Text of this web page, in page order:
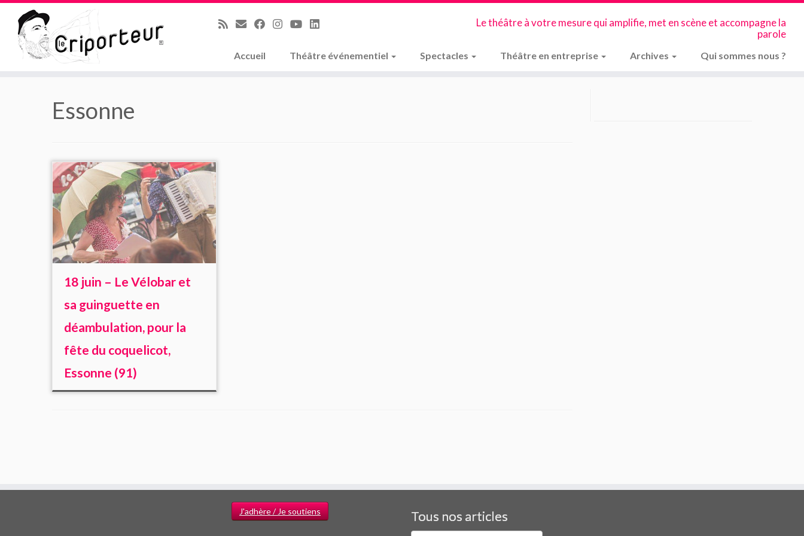
Le théâtre à votre mesure qui amplifie, met en scène et accompagne la
parole
Accueil Théâtre événementiel Spectacles Théâtre en entreprise Archives Qui sommes nous ?
Essonne
18 juin – Le Vélobar et
sa guinguette en
déambulation, pour la
fête du coquelicot,
Essonne (91)
J'adhère / Je soutiens Tous nos articles